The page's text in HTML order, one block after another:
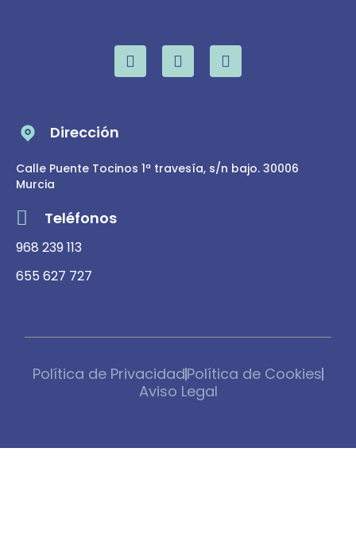
Dirección
Calle Puente Tocinos 1ª travesía, s/n bajo. 30006
Murcia
Teléfonos
968 239 113
655 627 727
Política de PrivacidadPolítica de Cookies
Aviso Legal